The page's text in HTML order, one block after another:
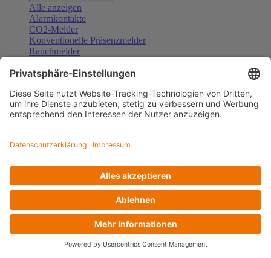
Alle anzeigen
Alarmkontakte
CO2-Melder
Konventionelle Präsenzmelder
Rauchmelder
Gefahrenmelder
Türsprechanlagen
Alle anzeigen
Außenstationen
Klingeltaster und Gongs
Sprechanlagen-Sets
Zubehör Türkommunikation
Videoüberwachung
Zubehör Videoüberwachung
Alle anzeigen